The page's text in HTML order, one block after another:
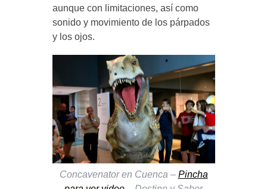
aunque con limitaciones, así como
sonido y movimiento de los párpados
y los ojos.
Concavenator en Cuenca – Pincha